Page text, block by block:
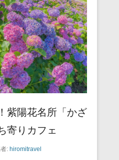
紫陽花名所「かざ
寄りカフェ
: hiromitravel